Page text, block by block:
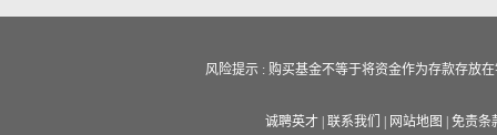
风险提示 : 购买基金不等于将资金作为存款存放
诚聘英才 联系我们 网站地图
免责条